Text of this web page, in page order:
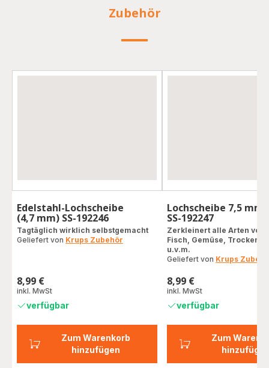
Zubehör
Zum Warenkorb
hinzufügen
Edelstahl-Lochscheibe
(4,7 mm) SS-192246
Tagtäglich wirklich selbstgemacht
Geliefert von Krups Zubehör
Preis
8,99 €
inkl. MwSt
verfügbar
Zum
Lochscheibe 7,5 mm
SS-192247
Zerkleinert alle Arten von
Fisch, Gemüse,
u.v.m.
Geliefert von Krups
Preis
8,99 €
inkl. MwSt
verfügbar